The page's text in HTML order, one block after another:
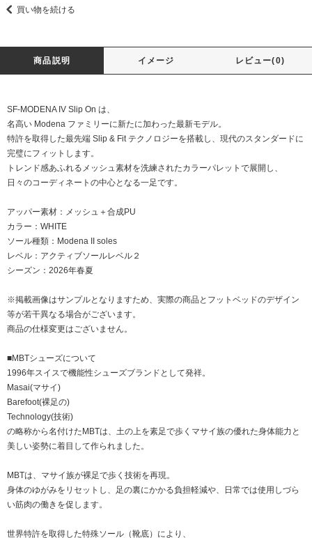
買い物を続ける
商品説明 イメージ レビュー(0)
SF-MODENA IV Slip On は、
名高い Modena ファミリーに新たに加わった最新モデル。
特許を取得した最先端 Slip & Fit テクノロジーを搭載し、現代のスタンダードに
完璧にフィットします。
トレンド感あふれるメッシュ素材を洗練されたカラーパレットで展開し、
日々のコーディネートの中心となる一足です。
アッパー素材：メッシュ＋合成PU
カラー：WHITE
ソール種類：Modena II soles
レベル：アクティブソールレベル２
シーズン：2026年春夏
※掲載画像はサンプルとなりますため、実際の商品とフットベッドのデザイン
等が若干異なる場合がございます。
商品の仕様変更はございません。
■MBTシューズについて
1996年スイスで機能性シューズブランドとして発祥。
Masai(マサイ)
Barefoot(裸足の)
Technology(技術)
の略称から名付けたMBTは、土の上を素足で歩くマサイ族の優れた身体能力と
美しい姿勢に着目して作られました。
MBTは、マサイ族が裸足で歩く技術を再現。
身体のゆがみをリセットし、足の裏にかかる負担軽減や、日常では使用しづら
い筋肉の働きを促します。
世界特許を取得した特殊ソール（靴底）により、